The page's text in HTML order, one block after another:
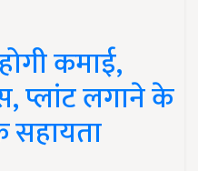
कमाई,
प्लांट लगाने के
सहायता